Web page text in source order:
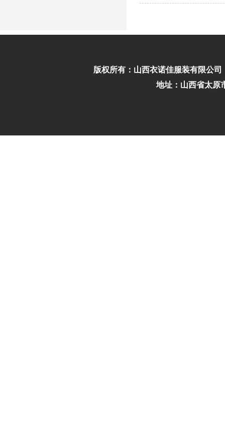
版权所有： 山西衣诺佳服装有限公司
地址：山西省太原